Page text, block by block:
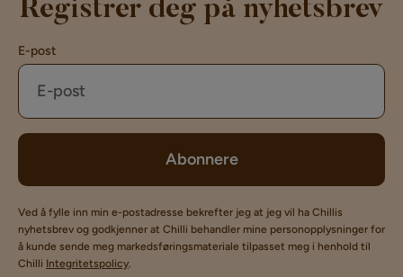
Registrer deg på nyhetsbrev
E-post
Abonnere
Ved å fylle inn min e-postadresse bekrefter jeg at jeg vil ha Chillis
nyhetsbrev og godkjenner at Chilli behandler mine personopplysninger for
å kunde sende meg markedsføringsmateriale tilpasset meg i henhold til
Chilli Integritetspolicy.